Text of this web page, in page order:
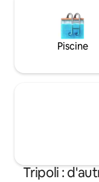
Piscine
Tripoli :